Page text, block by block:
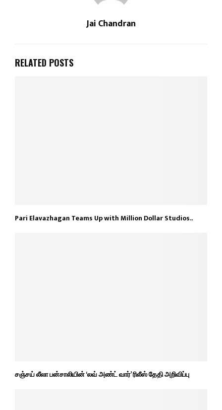
Jai Chandran
RELATED POSTS
Pari Elavazhagan Teams Up with Million Dollar Studios..
சஞ்சய் லீலா பன்சாலியின் ‘லவ் அண்ட் வார்’ ரிலீஸ் தேதி அறிவிப்பு